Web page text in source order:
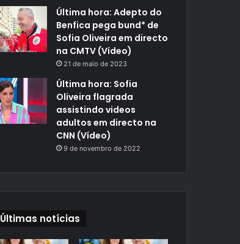
Última hora: Adepto do
Benfica pega bund* de
Sofia Oliveira em directo
na CMTV (Vídeo)
21 de maio de 2023
Última hora: Sofia
Oliveira flagrada
assistindo videos
adultos em directo na
CNN (Vídeo)
9 de novembro de 2022
Últimas notícias